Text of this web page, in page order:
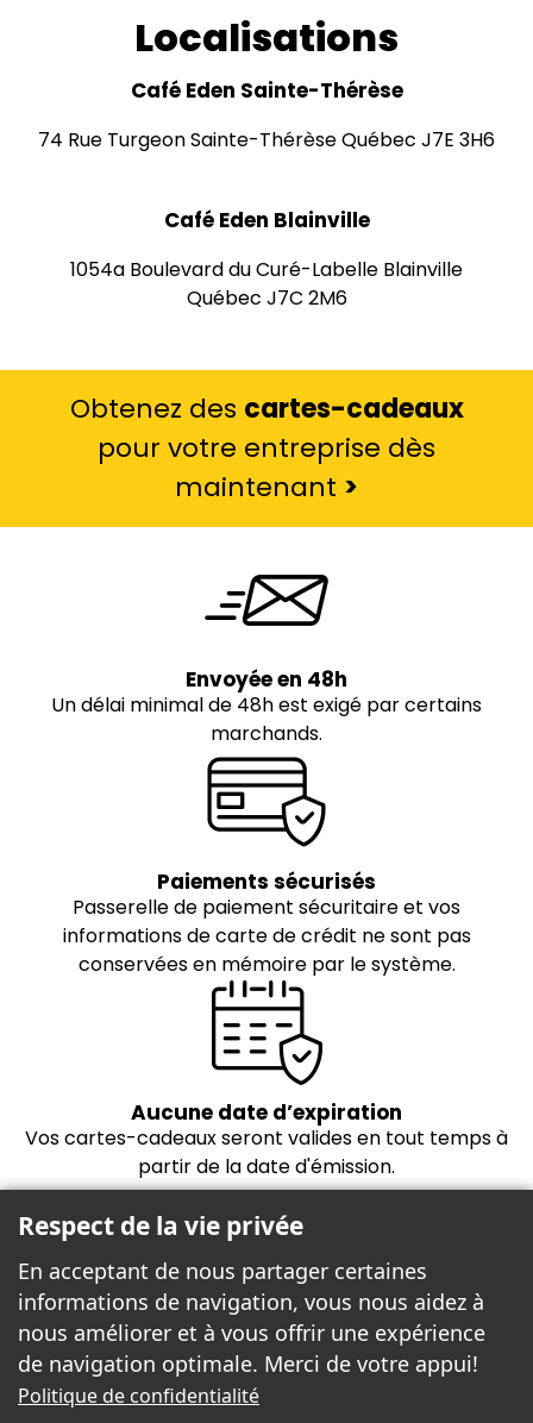
Localisations
Café Eden Sainte-Thérèse
74 Rue Turgeon Sainte-Thérèse Québec J7E 3H6
Café Eden Blainville
1054a Boulevard du Curé-Labelle Blainville
Québec J7C 2M6
Obtenez des cartes-cadeaux
pour votre entreprise dès
maintenant >
Envoyée en 48h
Un délai minimal de 48h est exigé par certains
marchands.
Paiements sécurisés
Passerelle de paiement sécuritaire et vos
informations de carte de crédit ne sont pas
conservées en mémoire par le système.
Aucune date d’expiration
Vos cartes-cadeaux seront valides en tout temps à
partir de la date d'émission.
Freebees est fier de propulser la boutique
Respect de la vie privée
En acceptant de nous partager certaines
informations de navigation, vous nous aidez à
nous améliorer et à vous offrir une expérience
de navigation optimale. Merci de votre appui!
Politique de confidentialité